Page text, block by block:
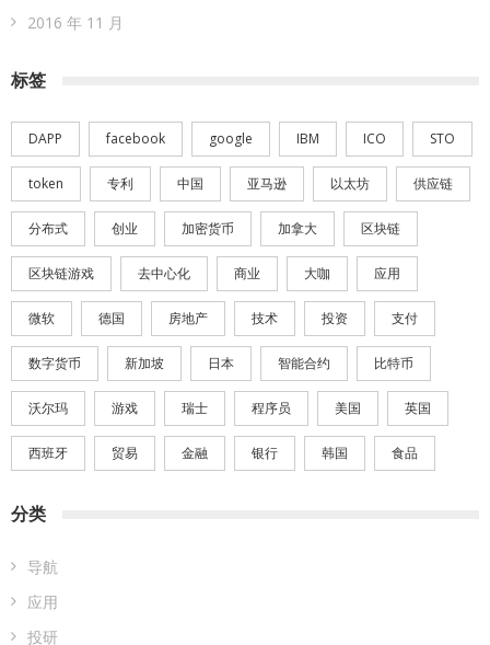
2016 年 11 月
标签
DAPP facebook google IBM ICO STO
token 专利 中国 亚马逊 以太坊 供应链
分布式 创业 加密货币 加拿大 区块链
区块链游戏 去中心化 商业 大咖 应用
微软 德国 房地产 技术 投资 支付
数字货币 新加坡 日本 智能合约 比特币
沃尔玛 游戏 瑞士 程序员 美国 英国
西班牙 贸易 金融 银行 韩国 食品
分类
导航
应用
投研